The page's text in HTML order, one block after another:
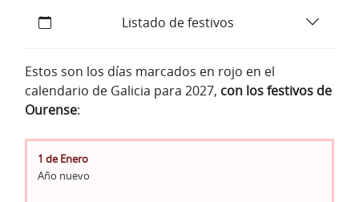
Listado de festivos
Estos son los días marcados en rojo en el
calendario de Galicia para 2027, con los festivos de
Ourense:
1 de Enero
Año nuevo